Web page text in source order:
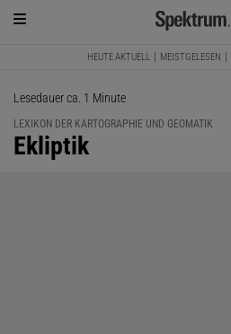
HEUTE AKTUELL MEISTGELESEN
Lesedauer ca. 1 Minute
LEXIKON DER KARTOGRAPHIE UND GEOMATIK
:
Ekliptik